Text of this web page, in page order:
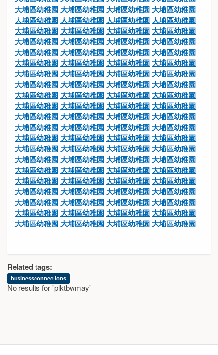
大埔區幼稚園大埔區幼稚園大埔區幼稚園大埔區幼稚園
大埔區幼稚園大埔區幼稚園大埔區幼稚園大埔區幼稚園
大埔區幼稚園大埔區幼稚園大埔區幼稚園大埔區幼稚園
大埔區幼稚園大埔區幼稚園大埔區幼稚園大埔區幼稚園
大埔區幼稚園大埔區幼稚園大埔區幼稚園大埔區幼稚園
大埔區幼稚園大埔區幼稚園大埔區幼稚園大埔區幼稚園
大埔區幼稚園大埔區幼稚園大埔區幼稚園大埔區幼稚園
大埔區幼稚園大埔區幼稚園大埔區幼稚園大埔區幼稚園
大埔區幼稚園大埔區幼稚園大埔區幼稚園大埔區幼稚園
大埔區幼稚園大埔區幼稚園大埔區幼稚園大埔區幼稚園
大埔區幼稚園大埔區幼稚園大埔區幼稚園大埔區幼稚園
大埔區幼稚園大埔區幼稚園大埔區幼稚園大埔區幼稚園
大埔區幼稚園大埔區幼稚園大埔區幼稚園大埔區幼稚園
大埔區幼稚園大埔區幼稚園大埔區幼稚園大埔區幼稚園
大埔區幼稚園大埔區幼稚園大埔區幼稚園大埔區幼稚園
大埔區幼稚園大埔區幼稚園大埔區幼稚園大埔區幼稚園
大埔區幼稚園大埔區幼稚園大埔區幼稚園大埔區幼稚園
大埔區幼稚園大埔區幼稚園大埔區幼稚園大埔區幼稚園
大埔區幼稚園大埔區幼稚園大埔區幼稚園大埔區幼稚園
大埔區幼稚園大埔區幼稚園大埔區幼稚園大埔區幼稚園
大埔區幼稚園大埔區幼稚園大埔區幼稚園大埔區幼稚園
Related tags:
businessconnections
No results for "plktbwmay"